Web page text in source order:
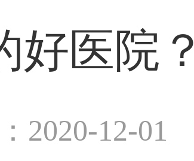
好医院？
2020-12-01